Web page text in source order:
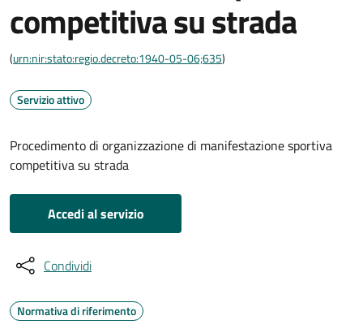
competitiva su strada
(urn:nir:stato:regio.decreto:1940-05-06;635)
Servizio attivo
Procedimento di organizzazione di manifestazione sportiva
competitiva su strada
Accedi al servizio
Condividi
Normativa di riferimento